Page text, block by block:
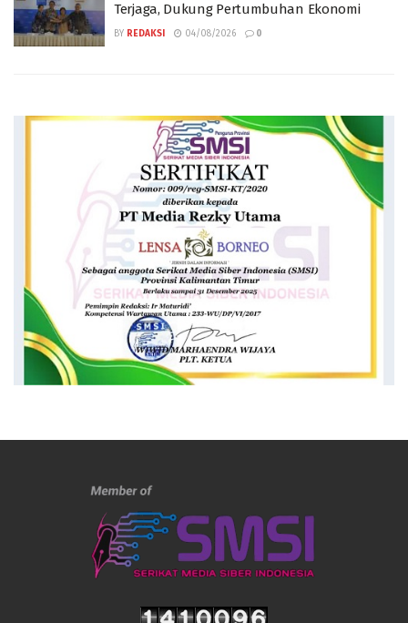
Terjaga, Dukung Pertumbuhan Ekonomi
BY REDAKSI 04/08/2026 0